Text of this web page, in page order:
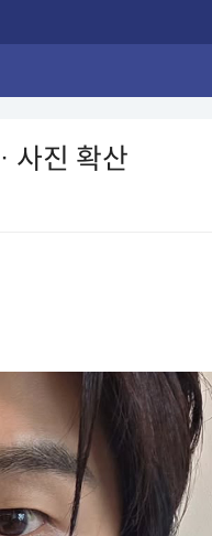
사진 확산